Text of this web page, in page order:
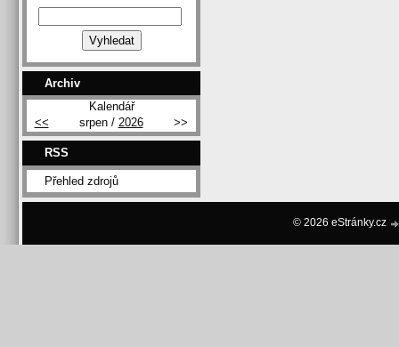
Archiv
Kalendář
<<
srpen / 2026 >>
RSS
Přehled zdrojů
© 2026 eStránky.cz